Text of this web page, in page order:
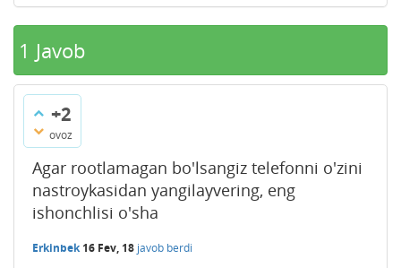
1 Javob
+2
ovoz
Agar rootlamagan bo'lsangiz telefonni o'zini
nastroykasidan yangilayvering, eng
ishonchlisi o'sha
Erkinbek 16 Fev, 18 javob berdi